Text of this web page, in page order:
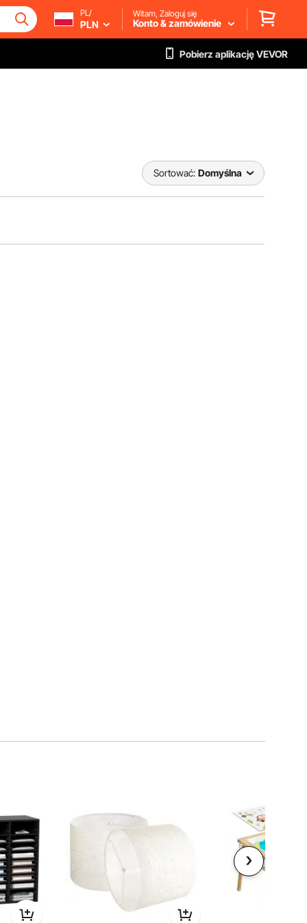
PL/
PLN
Witam, Zaloguj się
Konto & zamówienie
Pobierz aplikację VEVOR
Sortować: Domyślna